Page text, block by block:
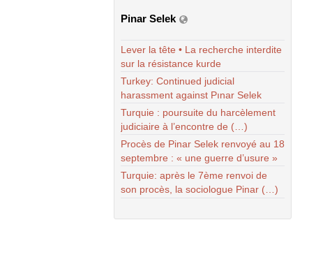
Pinar Selek
Lever la tête • La recherche interdite
sur la résistance kurde
Turkey: Continued judicial
harassment against Pınar Selek
Turquie : poursuite du harcèlement
judiciaire à l’encontre de (…)
Procès de Pinar Selek renvoyé au 18
septembre : « une guerre d’usure »
Turquie: après le 7ème renvoi de
son procès, la sociologue Pinar (…)